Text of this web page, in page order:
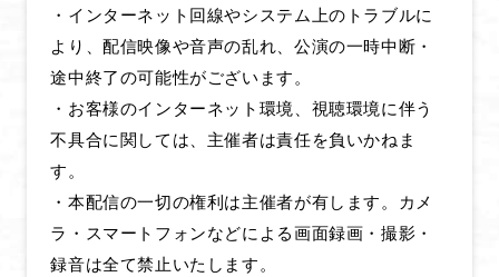
MUSIC
Blu-ray
BOOKS
GOODS
OFFICIAL TWITTER
・インターネット回線やシステム上のトラブルに
より、配信映像や音声の乱れ、公演の一時中断・
途中終了の可能性がございます。
・お客様のインターネット環境、視聴環境に伴う
不具合に関しては、主催者は責任を負いかねま
す。
・本配信の一切の権利は主催者が有します。カメ
ラ・スマートフォンなどによる画面録画・撮影・
録音は全て禁止いたします。